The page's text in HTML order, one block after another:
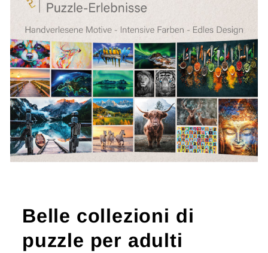
Belle collezioni di
puzzle per adulti